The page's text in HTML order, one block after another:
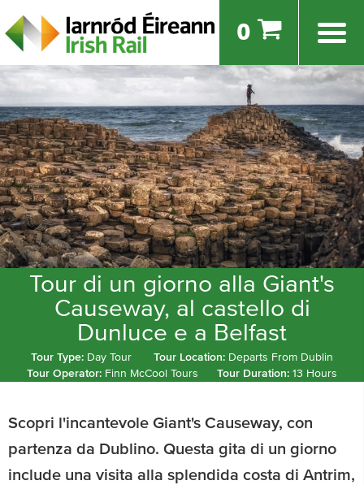
0
Tour di un giorno alla Giant's
Causeway, al castello di
Dunluce e a Belfast
Tour Type: Day Tour Tour Location: Departs From Dublin
Tour Operator: Finn McCool Tours Tour Duration: 13 Hours
Scopri l'incantevole Giant's Causeway, con
partenza da Dublino. Questa gita di un giorno
include una visita alla splendida costa di Antrim,